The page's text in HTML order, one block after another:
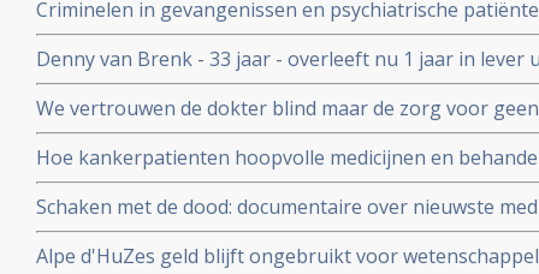
Criminelen in gevangenissen en psychiatrische
voedingssupplementen binnen onderzoeksverband
te beïnvloeden.
Denny van Brenk - 33 jaar - overleeft nu 1 jaar in lever
door chemo pomp in New York, maar hij heeft alles
We vertrouwen de dokter blind maar de zorg voor
Correspondent ging uit op onderzoek maar ook hij
Hoe kankerpatienten hoopvolle medicijnen en
waardoor zelfs oncologen in opstand komen.
Schaken met de dood: documentaire over nieuwste
personalised medicine in het AvL - Anthonie van
Alpe d'HuZes geld blijft ongebruikt voor